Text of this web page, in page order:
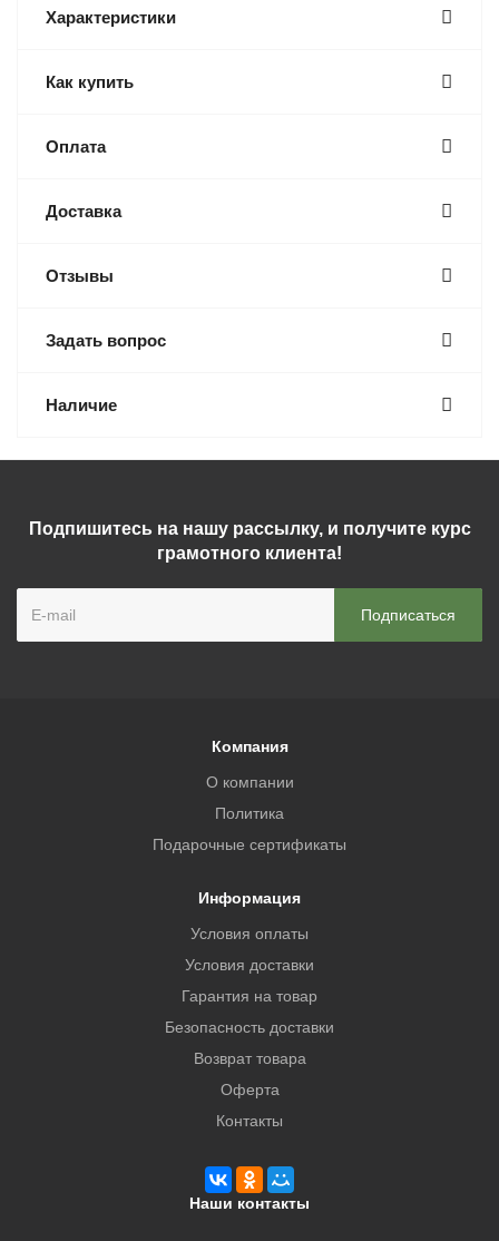
Характеристики
Как купить
Оплата
Доставка
Отзывы
Задать вопрос
Наличие
Подпишитесь на нашу рассылку, и получите курс
грамотного клиента!
Компания
О компании
Политика
Подарочные сертификаты
Информация
Условия оплаты
Условия доставки
Гарантия на товар
Безопасность доставки
Возврат товара
Оферта
Контакты
Наши контакты